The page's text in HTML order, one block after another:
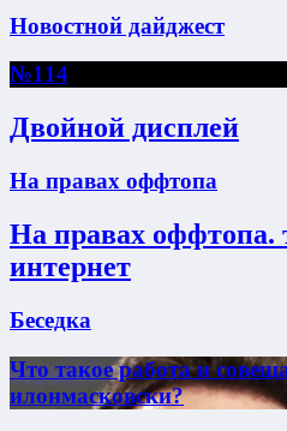
Новостной дайджест
№114
Двойной дисплей
На правах оффтопа
На правах оффтопа.
интернет
Беседка
Что такое работа и
илонмасковски?